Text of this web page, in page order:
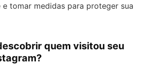
tomar medidas para proteger sua
quem visitou seu